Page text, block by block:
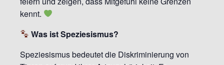
kennt.
Was ist Speziesismus?
Speziesismus bedeutet die Diskriminierung von